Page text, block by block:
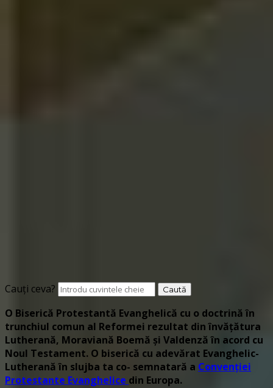
Cauți ceva?
O Biserică Protestantă Evanghelică cu o doctrină în
trunchiul comun al Reformei rezultat din învățătura
Lutherană, Moraviană Boemă și Valdenză în acord cu
Noul Testament. O biserică cu adevărat Evanghelic-
Lutherană în slujba ta co- semnatară a Convenției
Protestante Evanghelice din Europa.